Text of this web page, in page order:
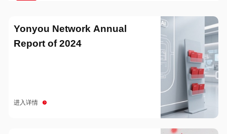
Yonyou Network Annual
Report of 2024
进入详情